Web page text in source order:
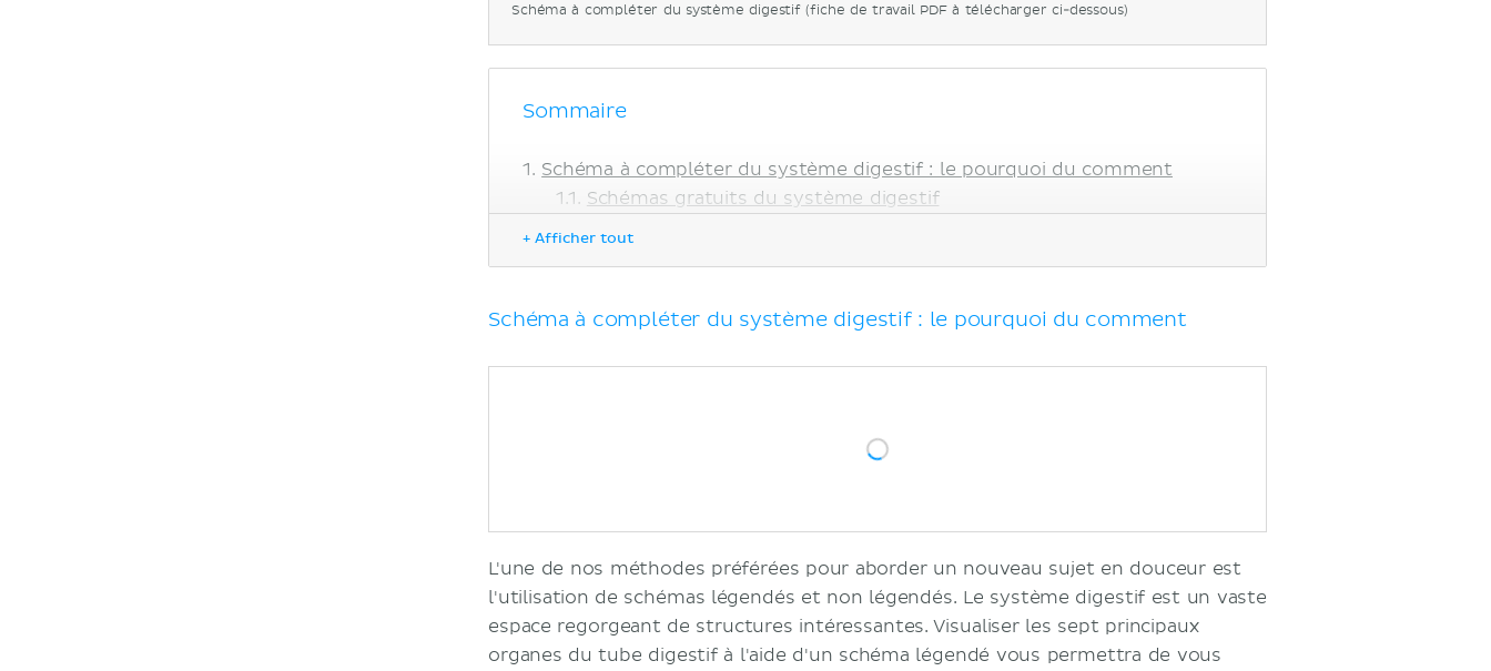
Schéma à compléter du système digestif (fiche de travail PDF à télécharger ci-dessous)
Sommaire
Schéma à compléter du système digestif : le pourquoi du comment
Schémas gratuits du système digestif
+ Afficher tout
Schéma à compléter du système digestif : le pourquoi du comment
L'une de nos méthodes préférées pour aborder un nouveau sujet en douceur est
l'utilisation de schémas légendés et non légendés. Le système digestif est un vaste
espace regorgeant de structures intéressantes. Visualiser les sept principaux
organes du tube digestif à l'aide d'un schéma légendé vous permettra de vous